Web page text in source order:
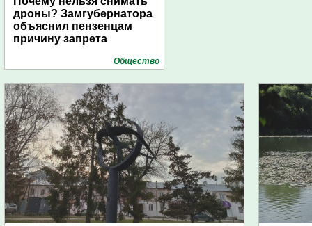
дроны? Замгубернатора
объяснил пензенцам
причину запрета
Общество